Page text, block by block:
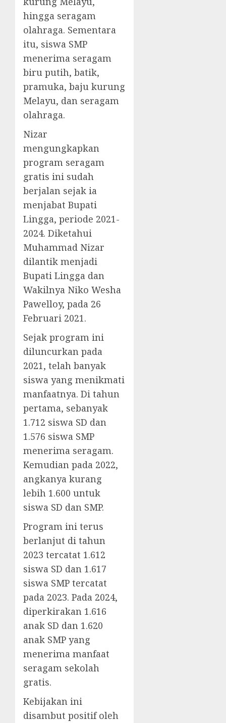
hingga seragam
olahraga. Sementara
itu, siswa SMP
menerima seragam
biru putih, batik,
pramuka, baju kurung
Melayu, dan seragam
olahraga.
Nizar
mengungkapkan
program seragam
gratis ini sudah
berjalan sejak ia
menjabat Bupati
Lingga, periode 2021-
2024. Diketahui
Muhammad Nizar
dilantik menjadi
Bupati Lingga dan
Wakilnya Niko Wesha
Pawelloy, pada 26
Februari 2021.
Sejak program ini
diluncurkan pada
2021, telah banyak
siswa yang menikmati
manfaatnya. Di tahun
pertama, sebanyak
1.712 siswa SD dan
1.576 siswa SMP
menerima seragam.
Kemudian pada 2022,
angkanya kurang
lebih 1.600 untuk
siswa SD dan SMP.
Program ini terus
berlanjut di tahun
2023 tercatat 1.612
siswa SD dan 1.617
siswa SMP tercatat
pada 2023. Pada 2024,
diperkirakan 1.616
anak SD dan 1.620
anak SMP yang
menerima manfaat
seragam sekolah
gratis.
Kebijakan ini
disambut positif oleh